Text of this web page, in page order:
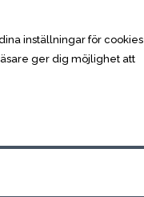
inställningar för cookies
ger dig möjlighet att